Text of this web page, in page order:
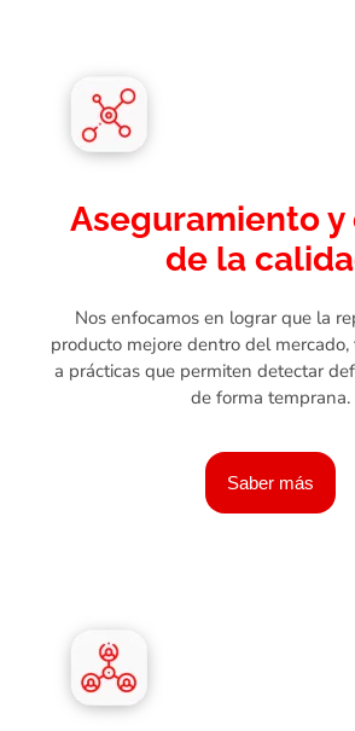
Aseguramiento
de la
Nos enfocamos en lograr que la
producto mejore dentro del mercado,
a prácticas que permiten detectar
de forma temprana.
Saber más